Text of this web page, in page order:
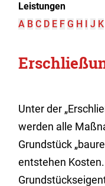
Leistungen
A B C D E F G H I J K
Unter der
werden alle
Grundstück
entstehen